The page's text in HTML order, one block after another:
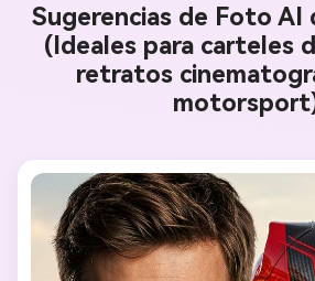
Sugerencias de Foto AI
(Ideales para carteles
retratos